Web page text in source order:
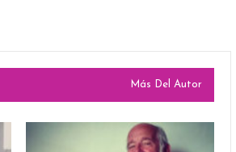
Más Del Autor